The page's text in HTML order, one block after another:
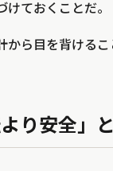
ておくことだ。
から目を背ける
り安全」